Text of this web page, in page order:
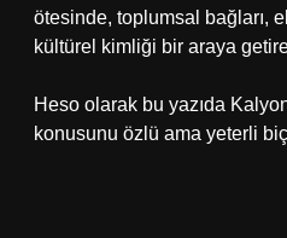
ötesinde, toplumsal bağları,
kültürel kimliği bir araya
Heso olarak bu yazıda
konusunu özlü ama yeterli